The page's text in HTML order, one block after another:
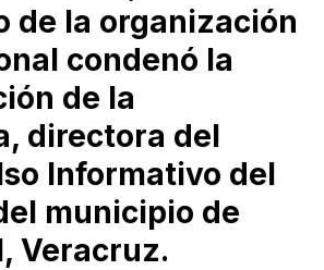
de la organización
condenó la
de la
directora del
Informativo del
municipio de
Veracruz.